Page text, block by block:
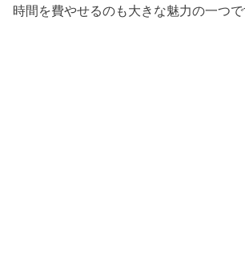
時間を費やせるのも大きな魅力の一つで